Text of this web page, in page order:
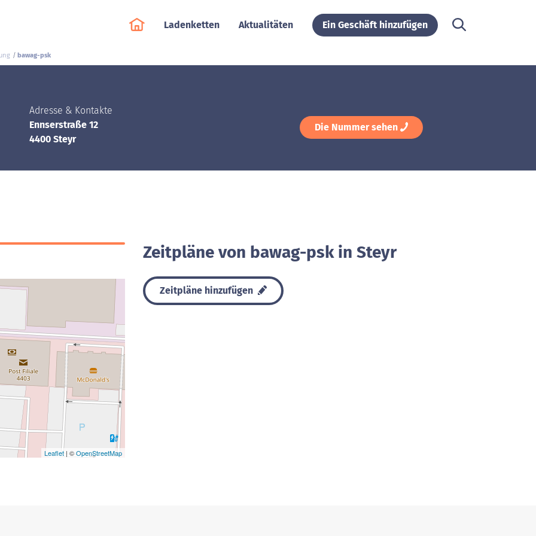
Ladenketten Aktualitäten Ein Geschäft hinzufügen
bawag-psk
Adresse & Kontakte
Ennserstraße 12
4400 Steyr
Die Nummer sehen
Leaflet | ©OpenStreetMap
Zeitpläne von bawag-psk in Steyr
Zeitpläne hinzufügen